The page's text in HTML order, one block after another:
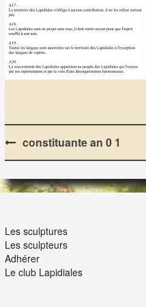
Post
navigation
constituante an 0 1
Les sculptures
Les sculpteurs
Adhérer
Le club Lapidiales